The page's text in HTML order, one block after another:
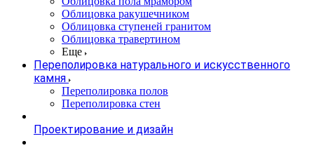
Облицовка ракушечником
Облицовка ступеней гранитом
Облицовка травертином
Еще
Переполировка натурального и искусственного
камня
Переполировка полов
Переполировка стен
Проектирование и дизайн